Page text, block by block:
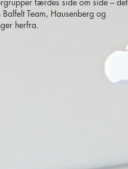
Team, Hausenberg og
herfra.